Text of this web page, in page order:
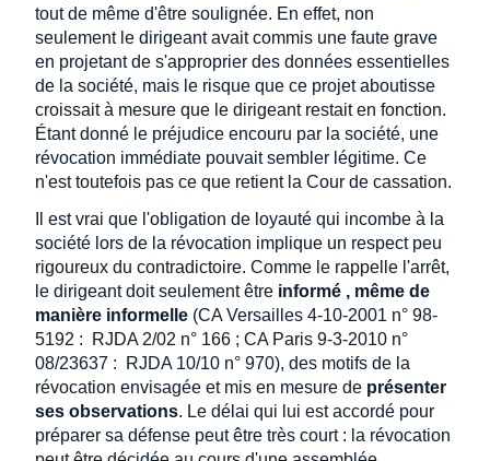
tout de même d'être soulignée. En effet, non
seulement le dirigeant avait commis une faute grave
en projetant de s'approprier des données essentielles
de la société, mais le risque que ce projet aboutisse
croissait à mesure que le dirigeant restait en fonction.
Étant donné le préjudice encouru par la société, une
révocation immédiate pouvait sembler légitime. Ce
n'est toutefois pas ce que retient la Cour de cassation.
Il est vrai que l'obligation de loyauté qui incombe à la
société lors de la révocation implique un respect peu
rigoureux du contradictoire. Comme le rappelle l'arrêt,
le dirigeant doit seulement être informé , même de
manière informelle (CA Versailles 4-10-2001 n° 98-
5192 : RJDA 2/02 n° 166 ; CA Paris 9-3-2010 n°
08/23637 : RJDA 10/10 n° 970), des motifs de la
révocation envisagée et mis en mesure de présenter
ses observations. Le délai qui lui est accordé pour
préparer sa défense peut être très court : la révocation